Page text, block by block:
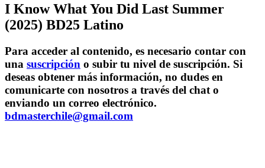
I Know What You Did Last Summer
(2025) BD25 Latino
Para acceder al contenido, es necesario contar con
una suscripción o subir tu nivel de suscripción. Si
deseas obtener más información, no dudes en
comunicarte con nosotros a través del chat o
enviando un correo electrónico.
bdmasterchile@gmail.com